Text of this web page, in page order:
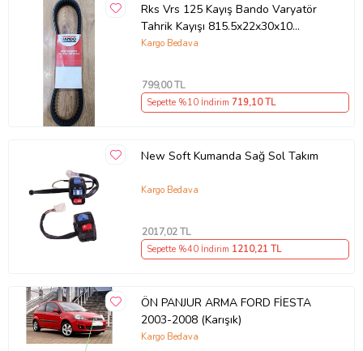
Rks Vrs 125 Kayış Bando Varyatör
Tahrik Kayışı 815.5x22x30x10
Supermoto
Kargo Bedava
799,00 TL
Sepette %10 İndirim 719,10 TL
New Soft Kumanda Sağ Sol Takım
Kargo Bedava
2017,02 TL
Sepette %40 İndirim 1210,21 TL
ÖN PANJUR ARMA FORD FİESTA
2003-2008 (Karışık)
Kargo Bedava